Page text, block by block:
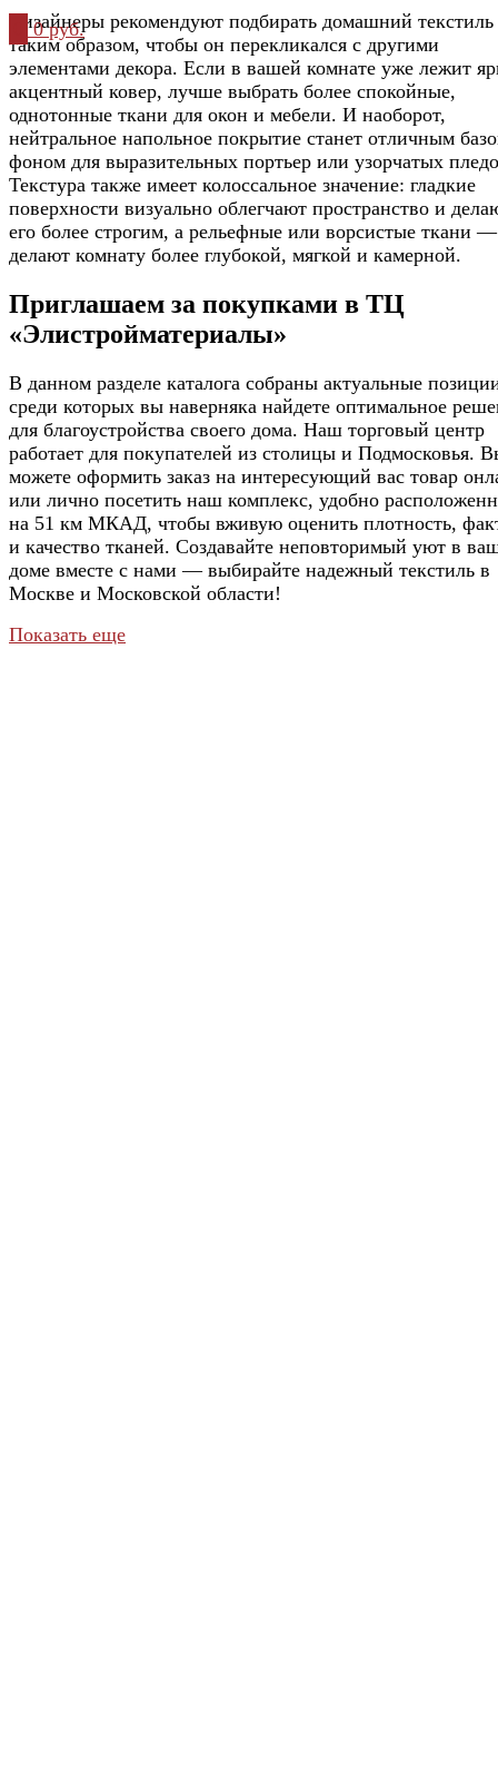
Дизайнеры рекомендуют подбирать домашний текстиль
таким образом, чтобы он перекликался с другими
элементами декора. Если в вашей комнате уже лежит
акцентный ковер, лучше выбрать более спокойные,
однотонные ткани для окон и мебели. И наоборот,
нейтральное напольное покрытие станет отличным
фоном для выразительных портьер или узорчатых
Текстура также имеет колоссальное значение: гладкие
поверхности визуально облегчают пространство и
его более строгим, а рельефные или ворсистые ткани —
делают комнату более глубокой, мягкой и камерной.
Приглашаем за покупками в ТЦ
«Элистройматериалы»
В данном разделе каталога собраны актуальные
среди которых вы наверняка найдете оптимальное
для благоустройства своего дома. Наш торговый центр
работает для покупателей из столицы и Подмосковья.
можете оформить заказ на интересующий вас товар
или лично посетить наш комплекс, удобно
на 51 км МКАД, чтобы вживую оценить плотность,
и качество тканей. Создавайте неповторимый уют в
доме вместе с нами — выбирайте надежный текстиль в
Москве и Московской области!
Показать еще
0 руб.